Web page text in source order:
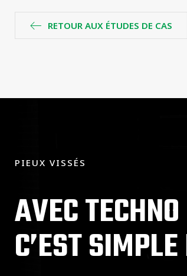
RETOUR AUX ÉTUDES DE CAS
PIEUX VISSÉS
AVEC
C’EST